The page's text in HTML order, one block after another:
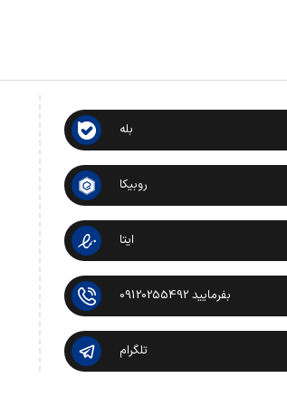
بله
روبیکا
ایتا
بفرمایید 09120255492
تلگرام